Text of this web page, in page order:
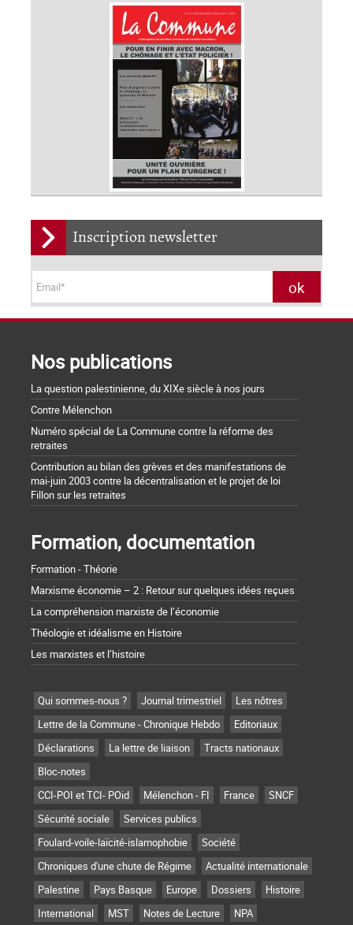
Inscription newsletter
Nos publications
La question palestinienne, du XIXe siècle à nos jours
Contre Mélenchon
Numéro spécial de La Commune contre la réforme des
retraites
Contribution au bilan des grèves et des manifestations de
mai-juin 2003 contre la décentralisation et le projet de loi
Fillon sur les retraites
Formation, documentation
Formation - Théorie
Marxisme économie – 2 : Retour sur quelques idées reçues
La compréhension marxiste de l’économie
Théologie et idéalisme en Histoire
Les marxistes et l’histoire
Qui sommes-nous ? Journal trimestriel
Les nôtres
Lettre de la Commune - Chronique Hebdo
Editoriaux
Déclarations
La lettre de liaison
Tracts nationaux
Bloc-notes
CCI-POI et TCI- POid
Mélenchon - FI France
SNCF
Sécurité sociale
Services publics
Foulard-voile-laïcité-islamophobie
Société
Chroniques d'une chute de Régime
Actualité internationale
Palestine
Pays Basque Europe Dossiers
Histoire
International
MST Notes de Lecture
NPA